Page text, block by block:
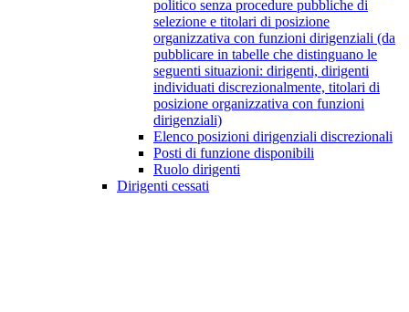
politico senza procedure pubbliche di
selezione e titolari di posizione
organizzativa con funzioni dirigenziali (da
pubblicare in tabelle che distinguano le
seguenti situazioni: dirigenti, dirigenti
individuati discrezionalmente, titolari di
posizione organizzativa con funzioni
dirigenziali)
Elenco posizioni dirigenziali discrezionali
Posti di funzione disponibili
Ruolo dirigenti
Dirigenti cessati